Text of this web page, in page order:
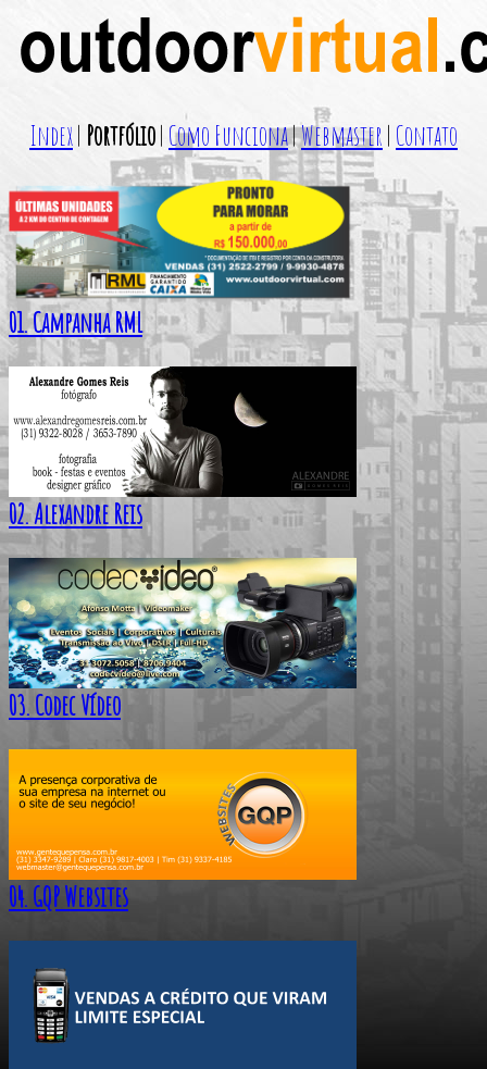
Index| Portfólio| Como Funciona|Webmaster| Contato
01. Campanha RML
02. Alexandre Reis
03. Codec Vídeo
04. GQP Websites